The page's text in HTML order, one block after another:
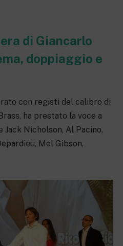
di Giancarlo
doppiaggio e
con registi del calibro di
ha prestato la voce a
Jack Nicholson, Al Pacino,
Mel Gibson,